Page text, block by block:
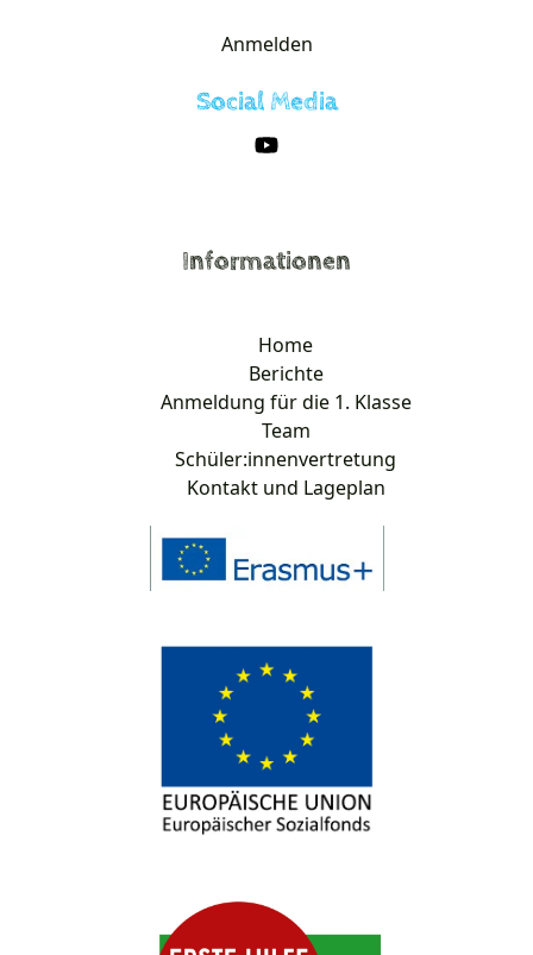
Anmelden
Social Media
Informationen
Home
Berichte
Anmeldung für die 1. Klasse
Team
Schüler:innenvertretung
Kontakt und Lageplan